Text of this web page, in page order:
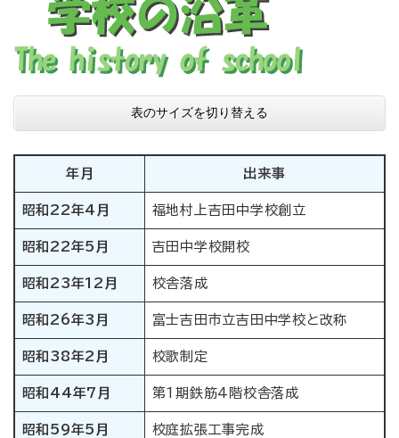
表のサイズを切り替える
年月 出来事
昭和22年4月 福地村上吉田中学校創立
昭和22年5月 吉田中学校開校
昭和23年12月 校舎落成
昭和26年3月 富士吉田市立吉田中学校と改称
昭和38年2月 校歌制定
昭和44年7月 第1期鉄筋4階校舎落成
昭和59年5月 校庭拡張工事完成